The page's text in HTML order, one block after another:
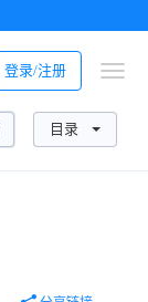
登录/注册
目录